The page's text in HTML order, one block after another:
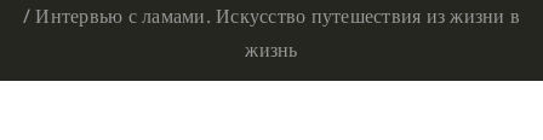
/Интервью с ламами. Искусство путешествия из жизни в
жизнь